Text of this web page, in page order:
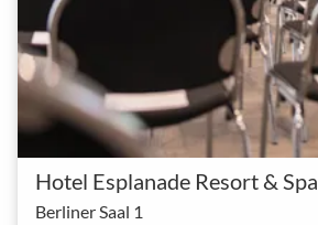
Hotel Esplanade Resort & Spa
Berliner Saal 1